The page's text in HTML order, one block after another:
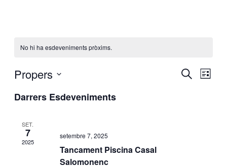
No hi ha esdeveniments pròxims.
Navegació
CERCALLISTA
Propers
una
Darrers Esdeveniments
SET.
7
2025
setembre 7, 2025
Tancament Piscina Casal
Salomonenc